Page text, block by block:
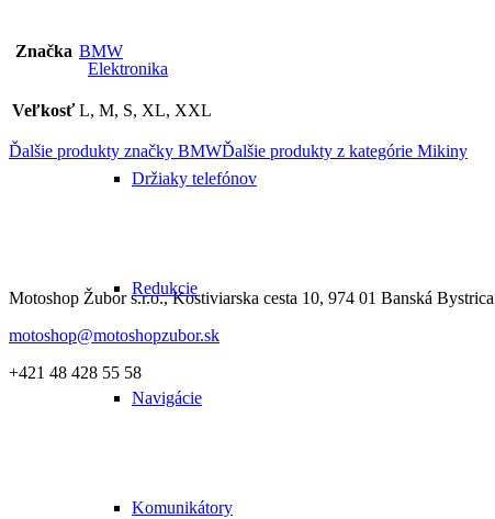
Elektronika
Držiaky telefónov
Redukcie
Navigácie
Komunikátory
Značka BMW
Veľkosť L, M, S, XL, XXL
Ďalšie produkty značky BMWĎalšie produkty z kategórie Mikiny
Motoshop Žubor s.r.o., Kostiviarska cesta 10, 974 01 Banská Bystrica
motoshop@motoshopzubor.sk
+421 48 428 55 58